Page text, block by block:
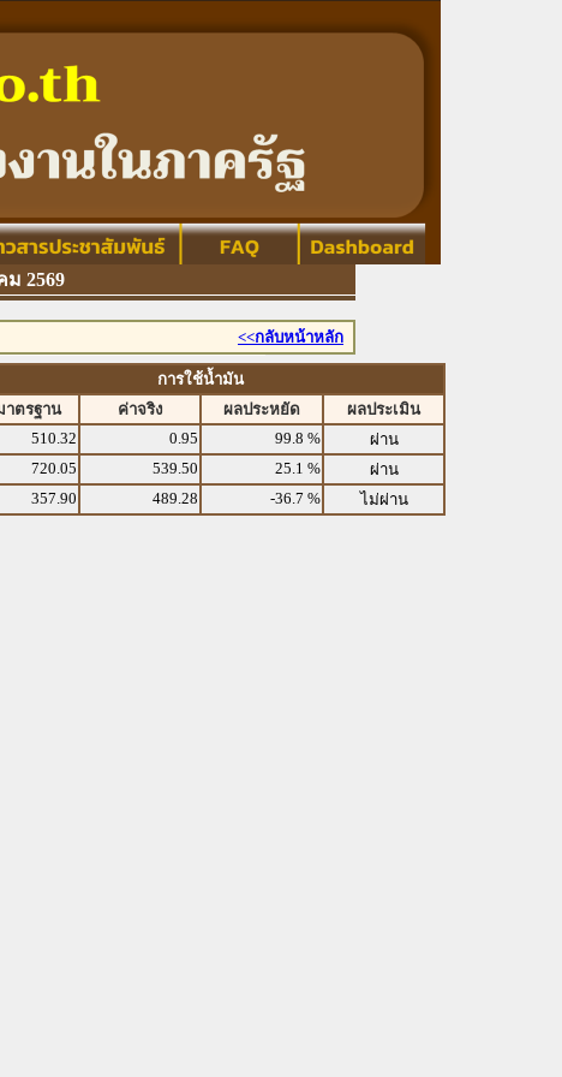
2569
<<กลับหน้าหลัก
การใช้น้ำมัน
าตรฐาน ค่าจริง ผลประหยัด
ผลประเมิน
510.32 0.95 99.8 %
ผ่าน
720.05 539.50 25.1 %
ผ่าน
357.90 489.28 -36.7 % ไม่ผ่าน